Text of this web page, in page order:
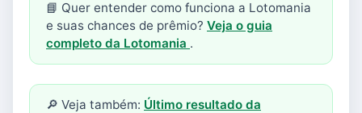
📘 Quer entender como funciona a Lotomania
e suas chances de prêmio? Veja o guia
completo da Lotomania .
🔎 Veja também: Último resultado da